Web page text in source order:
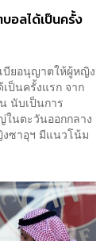
อลได้เป็นครั้ง
บียอนุญาตให้ผู้หญิง
ป็นครั้งแรก จาก
นับเป็นการ
ในตะวันออกกลาง
ซาอุฯ มีแนวโน้ม